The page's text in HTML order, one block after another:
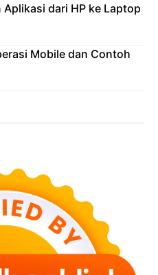
dari HP ke Laptop
Mobile dan Contoh